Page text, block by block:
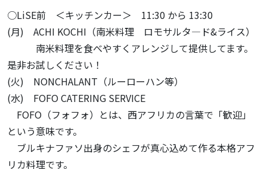
○LiSE前 ＜キッチンカー＞ 11:30 から 13:30
(月) ACHI KOCHI（南米料理 ロモサルタ―ド&ライス）
南米料理を食べやすくアレンジして提供してます。
是非お試しください！
(火) NONCHALANT（ルーローハン等）
(水) FOFO CATERING SERVICE
FOFO（フォフォ）とは、西アフリカの言葉で「歓迎」
という意味です。
ブルキナファソ出身のシェフが真心込めて作る本格アフ
リカ料理です。